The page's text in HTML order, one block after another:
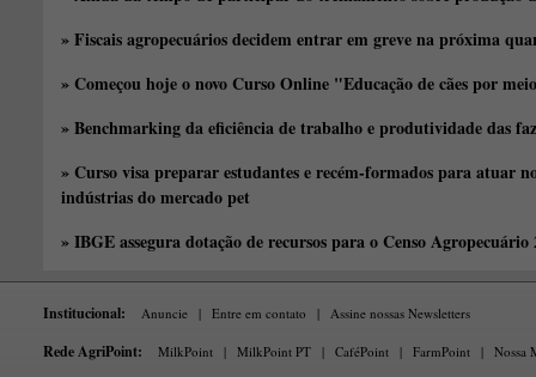
» Fiscais agropecuários decidem entrar em greve na próxima
» Começou hoje o novo Curso Online "Educação de cães por
» Benchmarking da eficiência de trabalho e produtividade das
» Curso visa preparar estudantes e recém-formados para atuar
indústrias do mercado pet
» IBGE assegura dotação de recursos para o Censo Agropecuário
Institucional: Anuncie | Entre em contato | Assine nossas Newsletters
Rede AgriPoint: MilkPoint | MilkPoint PT | CaféPoint | FarmPoint | Nossa